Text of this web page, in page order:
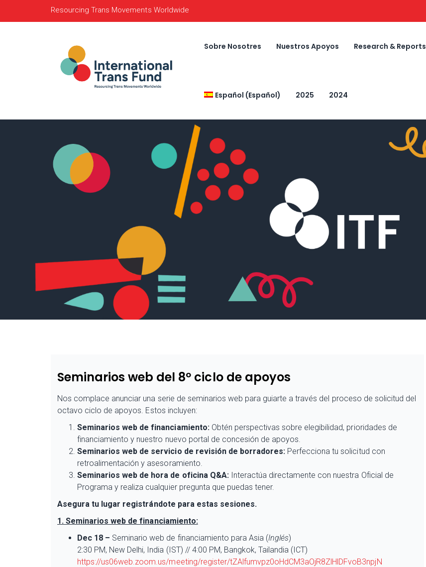
Resourcing Trans Movements Worldwide
Sobre Nosotres Nuestros Apoyos Research & Reports
Español (Español) 2025 2024
Seminarios web del 8º ciclo de apoyos
Nos complace anunciar una serie de seminarios web para guiarte a través del proceso de solicitud del
octavo ciclo de apoyos. Estos incluyen:
Seminarios web de financiamiento:Obtén perspectivas sobre elegibilidad, prioridades de
financiamiento y nuestro nuevo portal de concesión de apoyos.
Seminarios web de servicio de revisión de borradores: Perfecciona tu solicitud con
retroalimentación y asesoramiento.
Seminarios web de hora de oficina Q&A:Interactúa directamente con nuestra Oficial de
Programa y realiza cualquier pregunta que puedas tener.
Asegura tu lugar registrándote para estas sesiones.
1. Seminarios web de financiamiento:
Dec 18 – Seminario web de financiamiento para Asia (Inglés)
2:30 PM, New Delhi, India (IST) // 4:00 PM, Bangkok, Tailandia (ICT)
https://us06web.zoom.us/meeting/register/tZAlfumvpz0oHdCM3aOjR8ZlHlDFvoB3npjN